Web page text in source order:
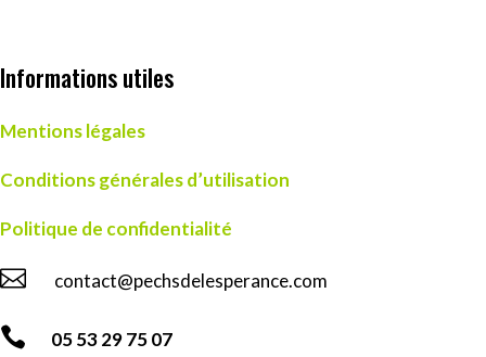
Informations utiles
Mentions légales
Conditions générales d’utilisation
Politique de confidentialité
 contact@pechsdelesperance.com
 05 53 29 75 07